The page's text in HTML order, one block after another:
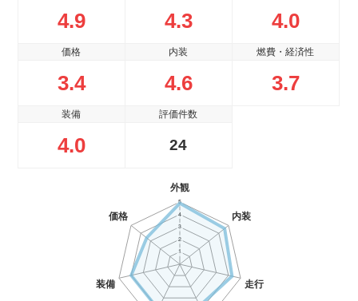
4.9 4.3 4.0
価格
3.4
内装
4.6
燃費・経済性
3.7
装備
4.0
評価件数
24